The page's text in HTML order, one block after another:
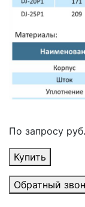
По запросу руб.
Купить
Обратный